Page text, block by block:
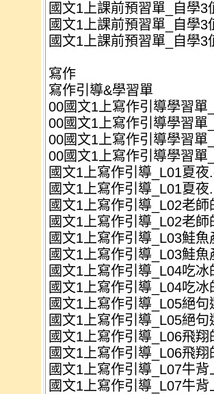
國文1上課前預習單_自學
國文1上課前預習單_自學
國文1上課前預習單_自學
寫作
寫作引導&學習單
00國文1上寫作引導學習單
00國文1上寫作引導學習單
00國文1上寫作引導學習單
00國文1上寫作引導學習單
國文1上寫作引導_L01夏夜
國文1上寫作引導_L01夏夜
國文1上寫作引導_L02老
國文1上寫作引導_L02老
國文1上寫作引導_L03鮭
國文1上寫作引導_L03鮭
國文1上寫作引導_L04吃
國文1上寫作引導_L04吃
國文1上寫作引導_L05絕句
國文1上寫作引導_L05絕句
國文1上寫作引導_L06飛
國文1上寫作引導_L06飛
國文1上寫作引導_L07牛
國文1上寫作引導_L07牛